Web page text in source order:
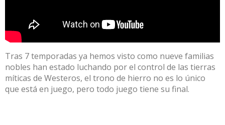
Tras 7 temporadas ya hemos visto como nueve familias
nobles han estado luchando por el control de las tierras
míticas de Westeros, el trono de hierro no es lo único
que está en juego, pero todo juego tiene su final.